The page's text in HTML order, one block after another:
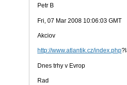
Petr B
Fri, 07 Mar 2008 10:06:03 GMT
Akciov
http://www.atlantik.cz/index.php
Dnes trhy v Evrop
Rad